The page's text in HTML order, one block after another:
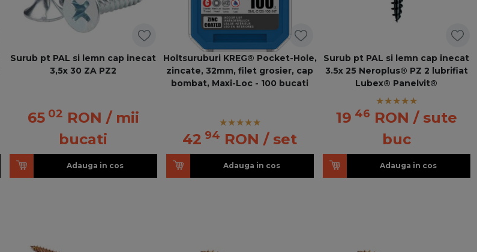
Surub pt PAL si lemn cap inecat
3,5x 30 ZA PZ2
65 02 RON / mii
bucati
Adauga in cos
Holtsuruburi KREG® Pocket-Hole,
zincate, 32mm, filet grosier, cap
bombat, Maxi-Loc - 100 bucati
42 94 RON / set
Adauga in cos
Surub pt PAL si lemn cap inecat
3.5x 25 Neroplus® PZ 2 lubrifiat
Lubex® Panelvit®
19 46 RON / sute
buc
Adauga in cos